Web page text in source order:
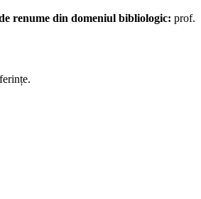
renume din domeniul bibliologic: prof.